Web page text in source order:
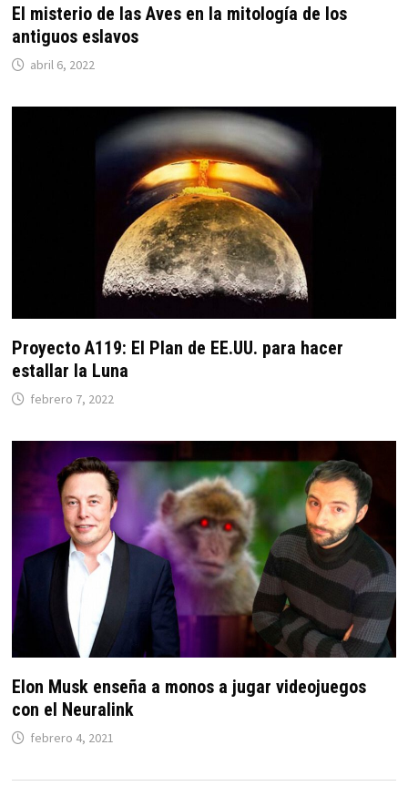
El misterio de las Aves en la mitología de los
antiguos eslavos
abril 6, 2022
Proyecto A119: El Plan de EE.UU. para hacer
estallar la Luna
febrero 7, 2022
Elon Musk enseña a monos a jugar videojuegos
con el Neuralink
febrero 4, 2021